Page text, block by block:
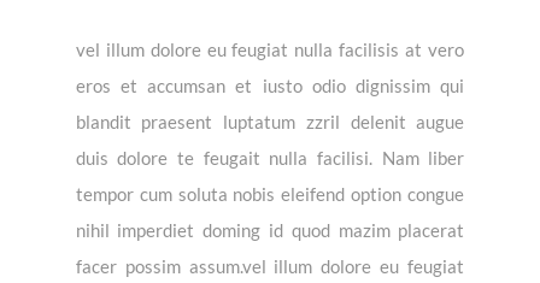
vel illum dolore eu feugiat nulla facilisis at vero
eros et accumsan et iusto odio dignissim qui
blandit praesent luptatum zzril delenit augue
duis dolore te feugait nulla facilisi. Nam liber
tempor cum soluta nobis eleifend option congue
nihil imperdiet doming id quod mazim placerat
facer possim assum.vel illum dolore eu feugiat